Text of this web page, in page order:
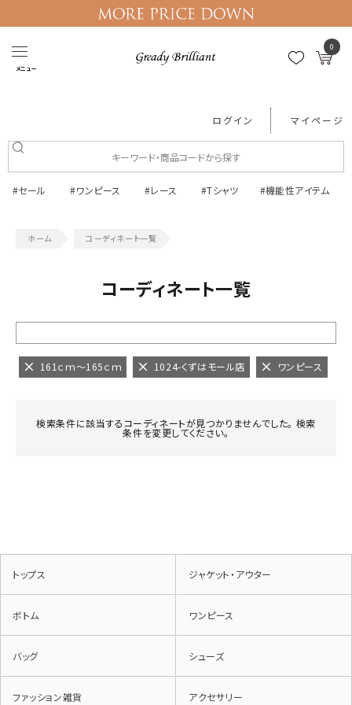
メニュー
0
ログイン マイページ
#セール #ワンピース #レース #Tシャツ #機能性アイテム
コーディネート一覧
コーディネート一覧
161ｃｍ～165ｃｍ 1024-くずはモール店 ワンピース
検索条件に該当するコーディネートが見つかりませんでした。 検索
条件を変更してください。
トップス ジャケット・アウター
ボトム ワンピース
バッグ シューズ
ファッション雑貨 アクセサリー